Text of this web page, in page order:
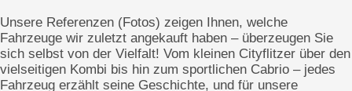
Unsere Referenzen (Fotos) zeigen Ihnen, welche
Fahrzeuge wir zuletzt angekauft haben – überzeugen Sie
sich selbst von der Vielfalt! Vom kleinen Cityflitzer über den
vielseitigen Kombi bis hin zum sportlichen Cabrio – jedes
Fahrzeug erzählt seine Geschichte, und für unsere